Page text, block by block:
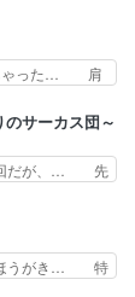
デウスにシル
れになったり
ポの良いボ
作品、ストー
に向かってる
んと話せ
かのように3
しが本格的
ちゃった… 肩
よう… 類の面
… 源くんを
… 源くん、甘
糸ちゃんのま
央太と親しく
（カエル）外
サーカス団～
回だが、… 先
だな。… 水着
代背… 今回は
れ… 伊万里さ
… 売り上げが
ほうがき… 特